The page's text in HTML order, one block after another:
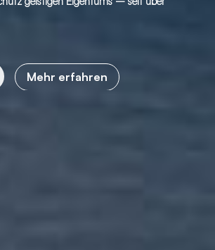
Mehr erfahren